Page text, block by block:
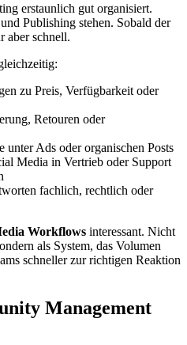
erstaunlich gut organisiert.
Publishing stehen. Sobald der
aber schnell.
zu Preis, Verfügbarkeit oder
Retouren oder
unter Ads oder organischen Posts
Media in Vertrieb oder Support
fachlich, rechtlich oder
Workflows interessant. Nicht
als System, das Volumen
schneller zur richtigen Reaktion
Management